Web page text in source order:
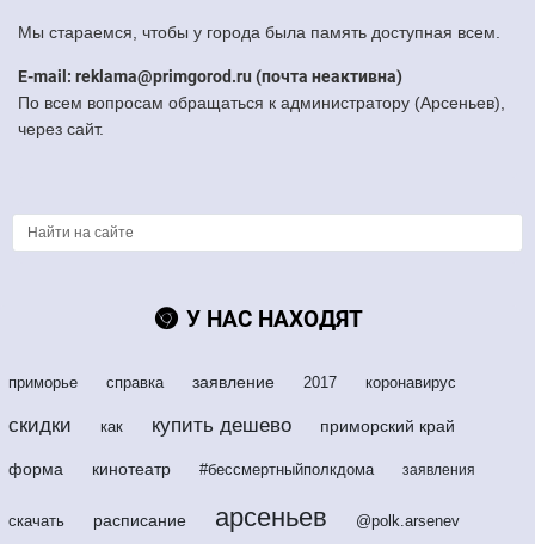
Мы стараемся, чтобы у города была память доступная всем.
E-mail: reklama@primgorod.ru (почта неактивна)
По всем вопросам обращаться к администратору (Арсеньев),
через сайт.
У НАС НАХОДЯТ
приморье справка заявление 2017 коронавирус
скидки как купить дешево приморский край
форма кинотеатр #бессмертныйполкдома заявления
скачать расписание арсеньев @polk.arsenev